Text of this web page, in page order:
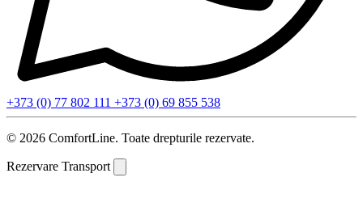
+373 (0) 77 802 111 +373 (0) 69 855 538
© 2026 ComfortLine. Toate drepturile rezervate.
Rezervare Transport